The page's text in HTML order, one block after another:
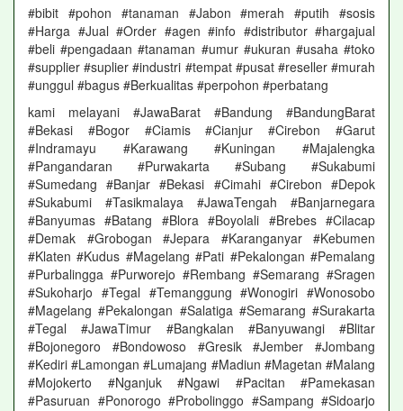
#bibit #pohon #tanaman #Jabon #merah #putih #sosis
#Harga #Jual #Order #agen #info #distributor #hargajual
#beli #pengadaan #tanaman #umur #ukuran #usaha #toko
#supplier #suplier #industri #tempat #pusat #reseller #murah
#unggul #bagus #Berkualitas #perpohon #perbatang
kami melayani #JawaBarat #Bandung #BandungBarat
#Bekasi #Bogor #Ciamis #Cianjur #Cirebon #Garut
#Indramayu #Karawang #Kuningan #Majalengka
#Pangandaran #Purwakarta #Subang #Sukabumi
#Sumedang #Banjar #Bekasi #Cimahi #Cirebon #Depok
#Sukabumi #Tasikmalaya #JawaTengah #Banjarnegara
#Banyumas #Batang #Blora #Boyolali #Brebes #Cilacap
#Demak #Grobogan #Jepara #Karanganyar #Kebumen
#Klaten #Kudus #Magelang #Pati #Pekalongan #Pemalang
#Purbalingga #Purworejo #Rembang #Semarang #Sragen
#Sukoharjo #Tegal #Temanggung #Wonogiri #Wonosobo
#Magelang #Pekalongan #Salatiga #Semarang #Surakarta
#Tegal #JawaTimur #Bangkalan #Banyuwangi #Blitar
#Bojonegoro #Bondowoso #Gresik #Jember #Jombang
#Kediri #Lamongan #Lumajang #Madiun #Magetan #Malang
#Mojokerto #Nganjuk #Ngawi #Pacitan #Pamekasan
#Pasuruan #Ponorogo #Probolinggo #Sampang #Sidoarjo